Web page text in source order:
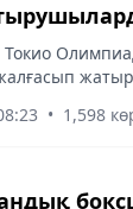
Токио
бас...
• 1,598